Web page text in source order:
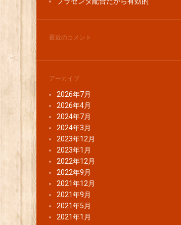
最近のコメント
アーカイブ
2026年7月
2026年4月
2024年7月
2024年3月
2023年12月
2023年1月
2022年12月
2022年9月
2021年12月
2021年9月
2021年5月
2021年1月